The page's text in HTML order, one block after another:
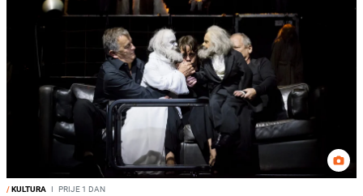
/KULTURA I PRIJE 1 DAN